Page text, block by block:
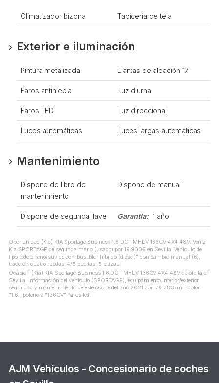
Climatizador bizona Tapicería de tela
Exterior e iluminación
Pintura metalizada Llantas de aleación 17"
Faros antiniebla Luz diurna
Faros LED Luz direccional
Luces automáticas Luces largas automáticas
Mantenimiento
Dispone de libro de
mantenimiento
Dispone de manual
Dispone de segunda llave Garantia: 1 año
Oportunidad (Kia) KIA Sportage Business 1.6 DCT MHEV 136CV 4X4 48V. Venta
Kia SPORTAGE de segunda mano (usado) por 19.900€ en Sevilla. Vehículo de
tipo todoterreno/suv de combustible "híbrido (diésel)" con cambio manual (6),
tracción cuatro ruedas, 4/5 puertas, 5 plazas.
Ocasión (Kia) KIA Sportage Business 1.6 DCT MHEV 136CV 4X4 48V de oferta en
Sevilla. Información del vehículo (SPORTAGE), equipamiento interior/exterior,
seguridad y mantenimiento de este coche del año 2021 con 79.283km, motor
"1.6", potencia "136CV", faros led.
AJM Vehículos - Concesionario de coches